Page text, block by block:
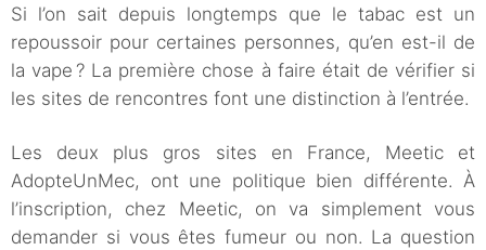
Si l’on sait depuis longtemps que le tabac est un
repoussoir pour certaines personnes, qu’en est-il de
la vape ? La première chose à faire était de vérifier si
les sites de rencontres font une distinction à l’entrée.
Les deux plus gros sites en France, Meetic et
AdopteUnMec, ont une politique bien différente. À
l’inscription, chez Meetic, on va simplement vous
demander si vous êtes fumeur ou non. La question